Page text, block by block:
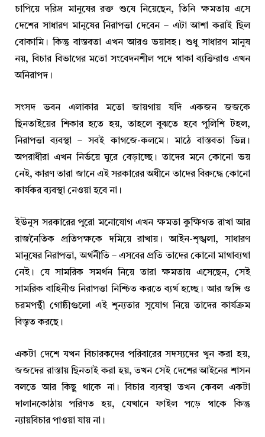
চাপিয়ে দরিদ্র মানুষের রক্ত শুষে নিয়েছেন, তিনি ক্ষমতায় এসে
দেশের সাধারণ মানুষের নিরাপত্তা দেবেন – এটা আশা করাই ছিল
বোকামি। কিন্তু বাস্তবতা এখন আরও ভয়াবহ। শুধু সাধারণ মানুষ
নয়, বিচার বিভাগের মতো সংবেদনশীল পদে থাকা ব্যক্তিরাও এখন
অনিরাপদ।
সংসদ ভবন এলাকার মতো জায়গায় যদি একজন জজকে
ছিনতাইয়ের শিকার হতে হয়, তাহলে বুঝতে হবে পুলিশি টহল,
নিরাপত্তা ব্যবস্থা – সবই কাগজে-কলমে। মাঠে বাস্তবতা ভিন্ন।
অপরাধীরা এখন নির্ভয়ে ঘুরে বেড়াচ্ছে। তাদের মনে কোনো ভয়
নেই, কারণ তারা জানে এই সরকারের অধীনে তাদের বিরুদ্ধে কোনো
কার্যকর ব্যবস্থা নেওয়া হবে না।
ইউনুস সরকারের পুরো মনোযোগ এখন ক্ষমতা কুক্ষিগত রাখা আর
রাজনৈতিক প্রতিপক্ষকে দমিয়ে রাখায়। আইন-শৃঙ্খলা, সাধারণ
মানুষের নিরাপত্তা, অর্থনীতি – এসবের প্রতি তাদের কোনো মাথাব্যথা
নেই। যে সামরিক সমর্থন নিয়ে তারা ক্ষমতায় এসেছেন, সেই
সামরিক বাহিনীও নিরাপত্তা নিশ্চিত করতে ব্যর্থ হচ্ছে। আর জঙ্গি ও
চরমপন্থী গোষ্ঠীগুলো এই শূন্যতার সুযোগ নিয়ে তাদের কার্যক্রম
বিস্তৃত করছে।
একটা দেশে যখন বিচারকদের পরিবারের সদস্যদের খুন করা হয়,
জজদের রাস্তায় ছিনতাই করা হয়, তখন সেই দেশের আইনের শাসন
বলতে আর কিছু থাকে না। বিচার ব্যবস্থা তখন কেবল একটা
দালানকোঠায় পরিণত হয়, যেখানে ফাইল পড়ে থাকে কিন্তু
ন্যায়বিচার পাওয়া যায় না।